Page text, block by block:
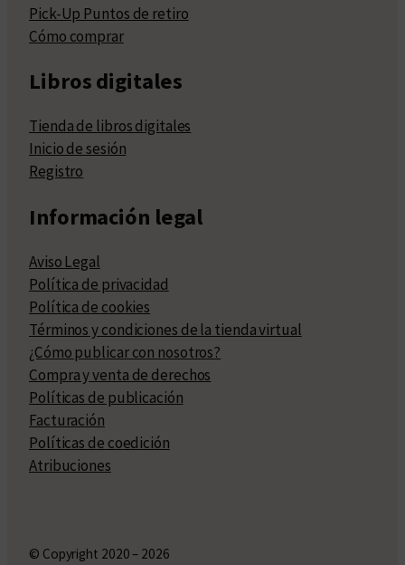
Pick-Up Puntos de retiro
Cómo comprar
Libros digitales
Tienda de libros digitales
Inicio de sesión
Registro
Información legal
Aviso Legal
Política de privacidad
Política de cookies
Términos y condiciones de la tienda virtual
¿Cómo publicar con nosotros?
Compra y venta de derechos
Políticas de publicación
Facturación
Políticas de coedición
Atribuciones
© Copyright 2020 – 2026